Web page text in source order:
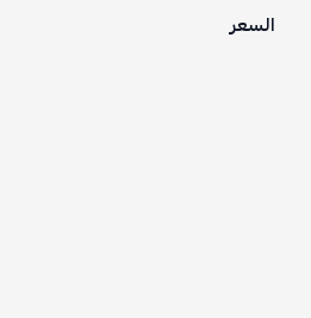
السعر